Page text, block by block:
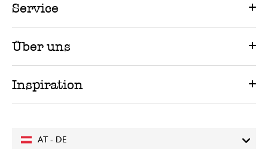
AT - DE
Service
Über uns
Inspiration